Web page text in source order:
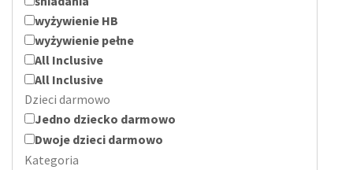
wyżywienie HB
wyżywienie pełne
All Inclusive
All Inclusive
Dzieci darmowo
Jedno dziecko darmowo
Dwoje dzieci darmowo
Kategoria